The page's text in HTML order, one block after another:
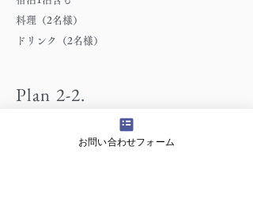
料理（2名様）
ドリンク（2名様）
Plan 2-2.
和装撮影プラン
お問い合わせフォーム